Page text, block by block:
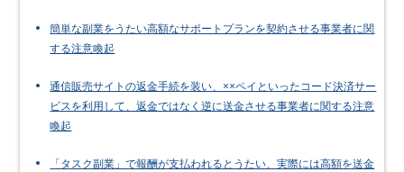
簡単な副業をうたい高額なサポートプランを契約させる事業者に関
する注意喚起
通信販売サイトの返金手続を装い、××ペイといったコード決済サー
ビスを利用して、返金ではなく逆に送金させる事業者に関する注意
喚起
「タスク副業」で報酬が支払われるとうたい、実際には高額を送金